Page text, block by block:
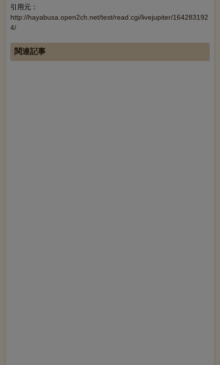
引用元：
http://hayabusa.open2ch.net/test/read.cgi/livejupiter/164283192
4/
関連記事